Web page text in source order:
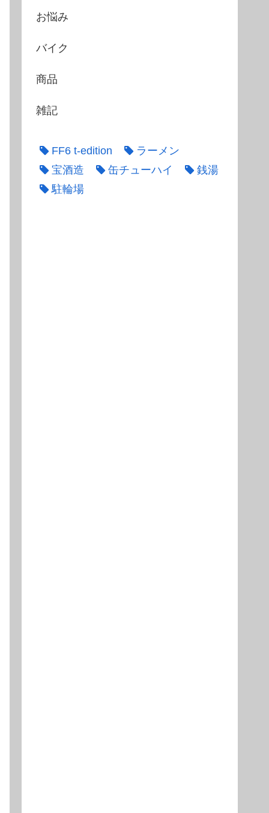
お悩み
バイク
商品
雑記
FF6 t-edition
ラーメン
宝酒造
缶チューハイ
銭湯
駐輪場